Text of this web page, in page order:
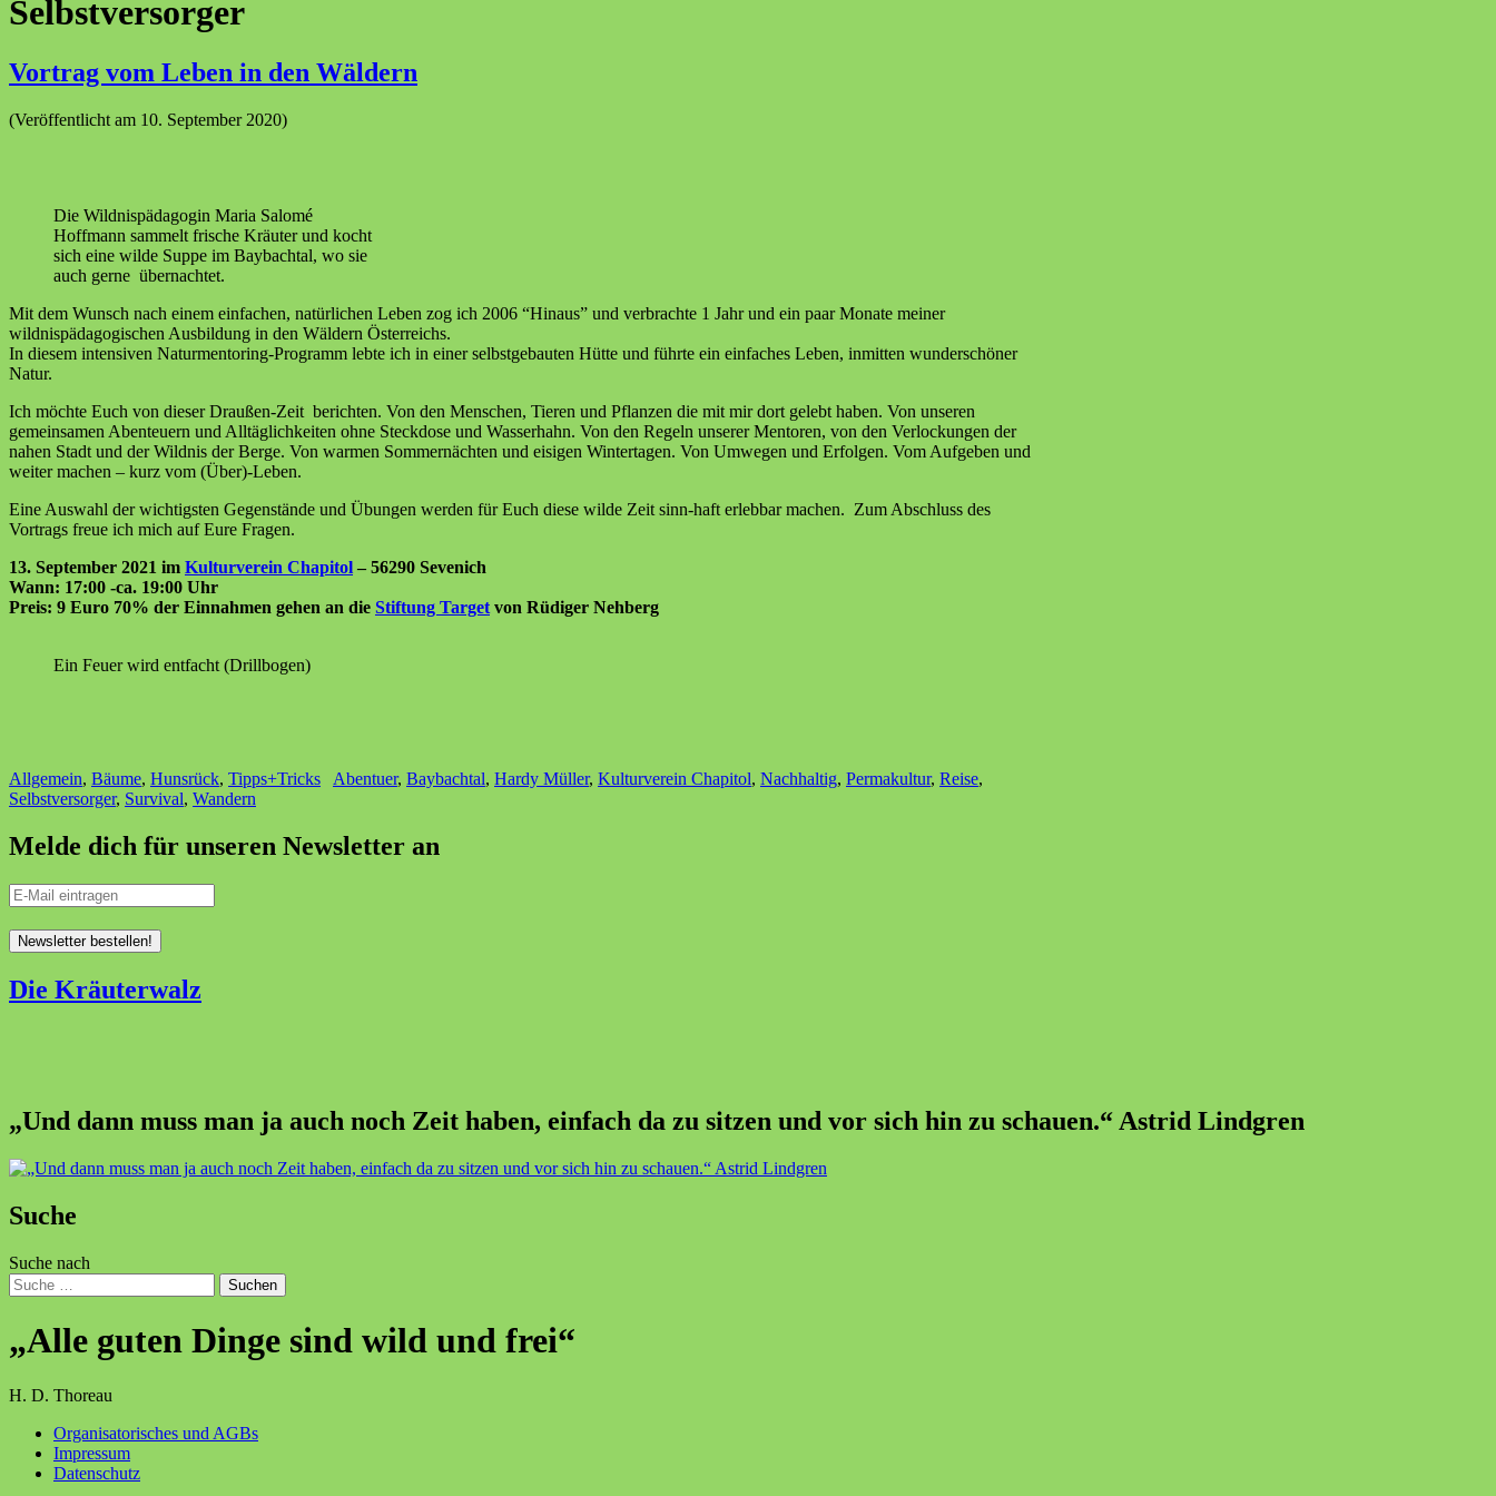
Selbstversorger
Vortrag vom Leben in den Wäldern
(Veröffentlicht am 10. September 2020)
Die Wildnispädagogin Maria Salomé
Hoffmann sammelt frische Kräuter und kocht
sich eine wilde Suppe im Baybachtal, wo sie
auch gerne übernachtet.
Mit dem Wunsch nach einem einfachen, natürlichen Leben zog ich 2006 “Hinaus” und verbrachte 1 Jahr und ein paar Monate meiner
wildnispädagogischen Ausbildung in den Wäldern Österreichs.
In diesem intensiven Naturmentoring-Programm lebte ich in einer selbstgebauten Hütte und führte ein einfaches Leben, inmitten wunderschöner
Natur.
Ich möchte Euch von dieser Draußen-Zeit berichten. Von den Menschen, Tieren und Pflanzen die mit mir dort gelebt haben. Von unseren
gemeinsamen Abenteuern und Alltäglichkeiten ohne Steckdose und Wasserhahn. Von den Regeln unserer Mentoren, von den Verlockungen der
nahen Stadt und der Wildnis der Berge. Von warmen Sommernächten und eisigen Wintertagen. Von Umwegen und Erfolgen. Vom Aufgeben und
weiter machen – kurz vom (Über)-Leben.
Eine Auswahl der wichtigsten Gegenstände und Übungen werden für Euch diese wilde Zeit sinn-haft erlebbar machen. Zum Abschluss des
Vortrags freue ich mich auf Eure Fragen.
13. September 2021 im Kulturverein Chapitol– 56290 Sevenich
Wann: 17:00 -ca. 19:00 Uhr
Preis: 9 Euro 70% der Einnahmen gehen an die Stiftung Target von Rüdiger Nehberg
Ein Feuer wird entfacht (Drillbogen)
Allgemein, Bäume, Hunsrück, Tipps+Tricks Abentuer, Baybachtal, Hardy Müller, Kulturverein Chapitol, Nachhaltig, Permakultur, Reise,
Selbstversorger, Survival, Wandern
Melde dich für unseren Newsletter an
Die Kräuterwalz
„Und dann muss man ja auch noch Zeit haben, einfach da zu sitzen und vor sich hin zu schauen.“ Astrid Lindgren
Suche
Suche nach
Suchen
„Alle guten Dinge sind wild und frei“
H. D. Thoreau
Organisatorisches und AGBs
Impressum
Datenschutz